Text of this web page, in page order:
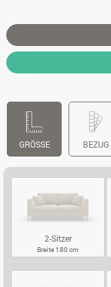
GRÖSSE BEZUG
2-Sitzer
Breite 180 cm